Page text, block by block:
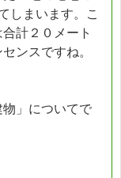
しまいます。こ
計２０メート
ンスですね。
」についてで